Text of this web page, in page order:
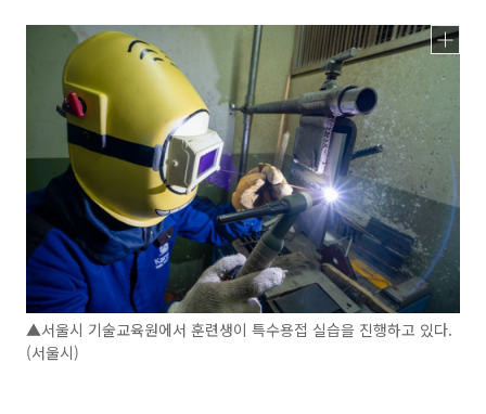
▲서울시 기술교육원에서 훈련생이 특수용접 실습을 진행하고 있다.
(서울시)